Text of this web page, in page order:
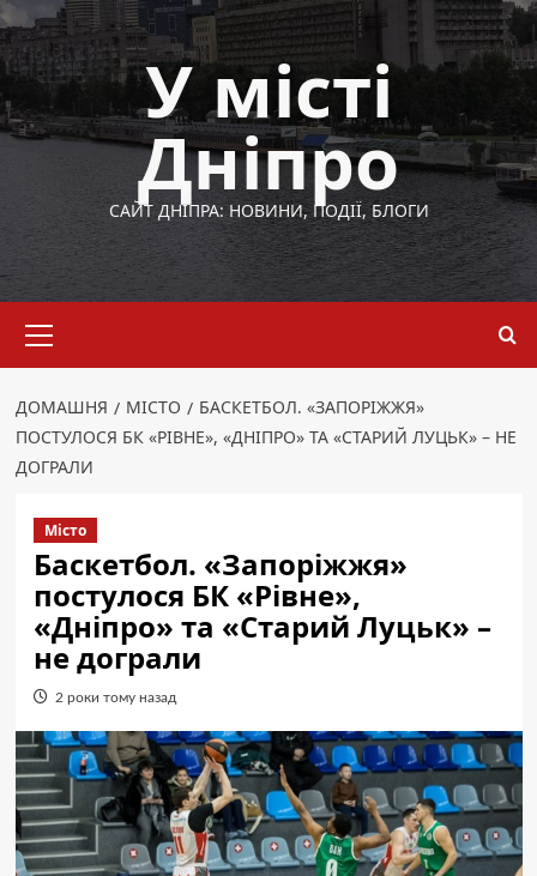
Перейти
до
вмісту
У місті
Дніпро
САЙТ ДНІПРА: НОВИНИ, ПОДІЇ, БЛОГИ
меню
ДОМАШНЯ МІСТО
БАСКЕТБОЛ. «ЗАПОРІЖЖЯ»
ПОСТУЛОСЯ БК «РІВНЕ», «ДНІПРО» ТА «СТАРИЙ ЛУЦЬК» – НЕ
ДОГРАЛИ
Місто
Баскетбол. «Запоріжжя»
постулося БК «Рівне»,
«Дніпро» та «Старий Луцьк» –
не дограли
2 роки тому назад